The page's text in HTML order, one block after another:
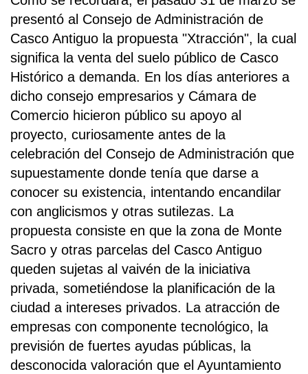
presentó al Consejo de Administración de
Casco Antiguo la propuesta "Xtracción", la cual
significa la venta del suelo público de Casco
Histórico a demanda. En los días anteriores a
dicho consejo empresarios y Cámara de
Comercio hicieron público su apoyo al
proyecto, curiosamente antes de la
celebración del Consejo de Administración que
supuestamente donde tenía que darse a
conocer su existencia, intentando encandilar
con anglicismos y otras sutilezas. La
propuesta consiste en que la zona de Monte
Sacro y otras parcelas del Casco Antiguo
queden sujetas al vaivén de la iniciativa
privada, sometiéndose la planificación de la
ciudad a intereses privados. La atracción de
empresas con componente tecnológico, la
previsión de fuertes ayudas públicas, la
desconocida valoración que el Ayuntamiento